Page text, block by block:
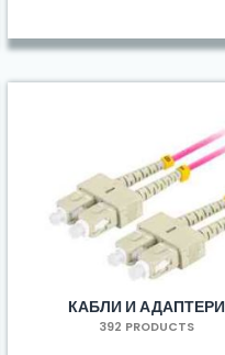
КАБЛИ И АДАПТЕРИ
392 PRODUCTS